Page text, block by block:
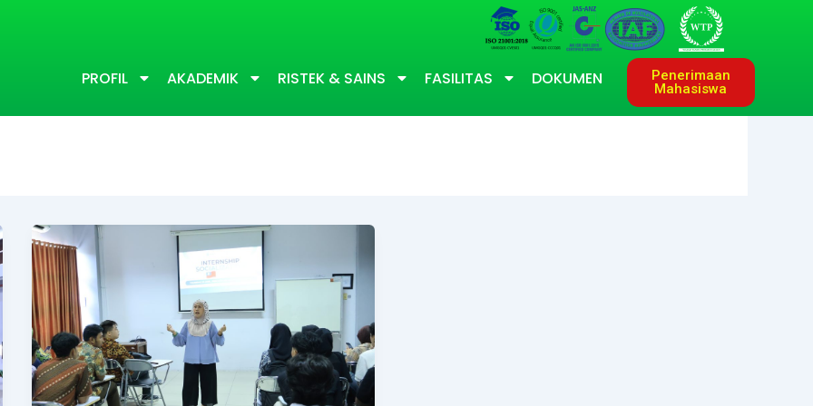
PROFIL AKADEMIK RISTEK & SAINS FASILITAS DOKUMEN
Penerimaan
Mahasiswa